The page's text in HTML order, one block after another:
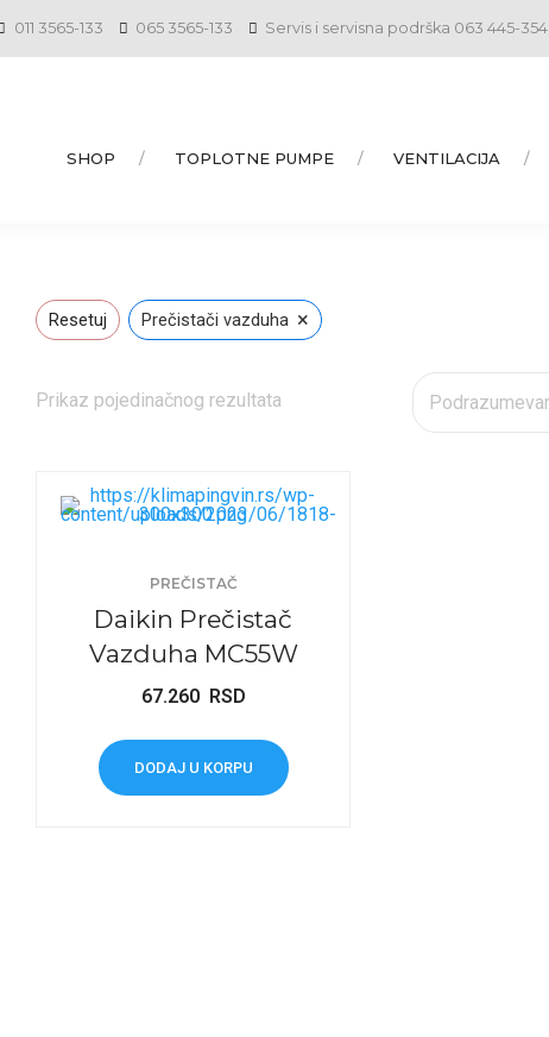
011 3565-133 065 3565-133 Servis i servisna podrška 063 445-354
SHOP TOPLOTNE PUMPE VENTILACIJA
Resetuj Prečistači vazduha ×
Prikaz pojedinačnog rezultata
PREČISTAČ
Daikin Prečistač
Vazduha MC55W
67.260 RSD
DODAJ U KORPU